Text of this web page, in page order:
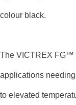
colour black.
The VICTREX FG™
applications
to elevated